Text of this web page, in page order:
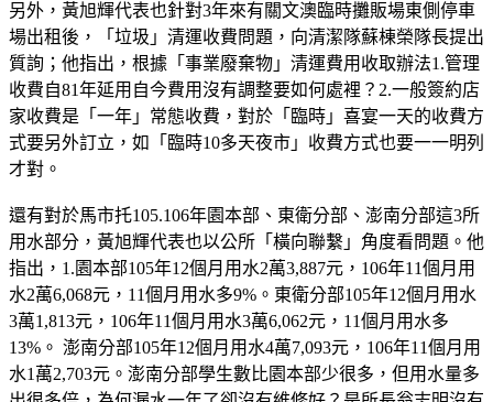
另外，黃旭輝代表也針對3年來有關文澳臨時攤販場東側停車
場出租後，「垃圾」清運收費問題，向清潔隊蘇棟榮隊長提出
質詢；他指出，根據「事業廢棄物」清運費用收取辦法1.管理
收費自81年延用自今費用沒有調整要如何處裡？2.一般簽約店
家收費是「一年」常態收費，對於「臨時」喜宴一天的收費方
式要另外訂立，如「臨時10多天夜市」收費方式也要一一明列
才對。
還有對於馬市托105.106年園本部、東衛分部、澎南分部這3所
用水部分，黃旭輝代表也以公所「橫向聯繫」角度看問題。他
指出，1.園本部105年12個月用水2萬3,887元，106年11個月用
水2萬6,068元，11個月用水多9%。東衛分部105年12個月用水
3萬1,813元，106年11個月用水3萬6,062元，11個月用水多
13%。 澎南分部105年12個月用水4萬7,093元，106年11個月用
水1萬2,703元。澎南分部學生數比園本部少很多，但用水量多